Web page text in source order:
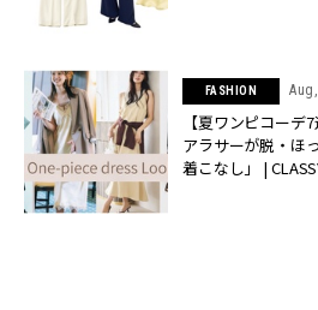
FASHION
【夏ワンピコーデ
アラサーが脱・ほ
着こなし」 |